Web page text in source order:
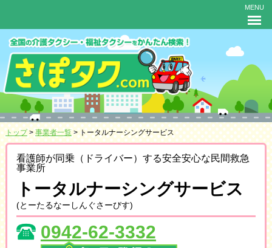
MENU
トップ>事業者一覧> トータルナーシングサービス
看護師が同乗（ドライバー）する安全安心な民間救急
事業所
トータルナーシングサービス
(とーたるなーしんぐさーびす)
0942-62-3332